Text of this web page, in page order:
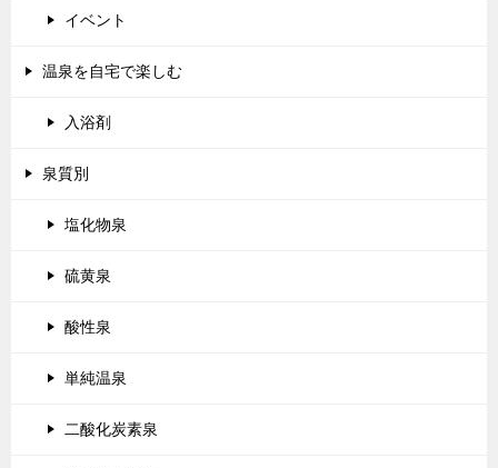
イベント
温泉を自宅で楽しむ
入浴剤
泉質別
塩化物泉
硫黄泉
酸性泉
単純温泉
二酸化炭素泉